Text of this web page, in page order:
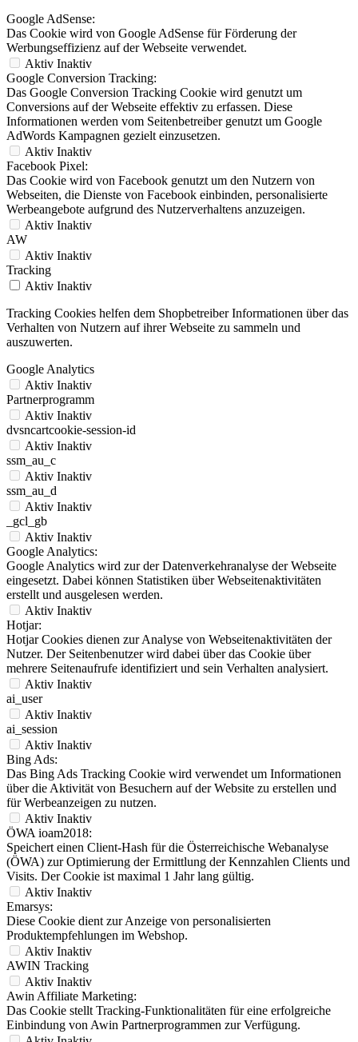
Google AdSense:
Das Cookie wird von Google AdSense für Förderung der
Werbungseffizienz auf der Webseite verwendet.
Aktiv Inaktiv
Google Conversion Tracking:
Das Google Conversion Tracking Cookie wird genutzt um
Conversions auf der Webseite effektiv zu erfassen. Diese
Informationen werden vom Seitenbetreiber genutzt um Google
AdWords Kampagnen gezielt einzusetzen.
Aktiv Inaktiv
Facebook Pixel:
Das Cookie wird von Facebook genutzt um den Nutzern von
Webseiten, die Dienste von Facebook einbinden, personalisierte
Werbeangebote aufgrund des Nutzerverhaltens anzuzeigen.
Aktiv Inaktiv
AW
Aktiv Inaktiv
Tracking
Aktiv Inaktiv
Tracking Cookies helfen dem Shopbetreiber Informationen über das
Verhalten von Nutzern auf ihrer Webseite zu sammeln und
auszuwerten.
Google Analytics
Aktiv Inaktiv
Partnerprogramm
Aktiv Inaktiv
dvsncartcookie-session-id
Aktiv Inaktiv
ssm_au_c
Aktiv Inaktiv
ssm_au_d
Aktiv Inaktiv
_gcl_gb
Aktiv Inaktiv
Google Analytics:
Google Analytics wird zur der Datenverkehranalyse der Webseite
eingesetzt. Dabei können Statistiken über Webseitenaktivitäten
erstellt und ausgelesen werden.
Aktiv Inaktiv
Hotjar:
Hotjar Cookies dienen zur Analyse von Webseitenaktivitäten der
Nutzer. Der Seitenbenutzer wird dabei über das Cookie über
mehrere Seitenaufrufe identifiziert und sein Verhalten analysiert.
Aktiv Inaktiv
ai_user
Aktiv Inaktiv
ai_session
Aktiv Inaktiv
Bing Ads:
Das Bing Ads Tracking Cookie wird verwendet um Informationen
über die Aktivität von Besuchern auf der Website zu erstellen und
für Werbeanzeigen zu nutzen.
Aktiv Inaktiv
ÖWA ioam2018:
Speichert einen Client-Hash für die Österreichische Webanalyse
(ÖWA) zur Optimierung der Ermittlung der Kennzahlen Clients und
Visits. Der Cookie ist maximal 1 Jahr lang gültig.
Aktiv Inaktiv
Emarsys:
Diese Cookie dient zur Anzeige von personalisierten
Produktempfehlungen im Webshop.
Aktiv Inaktiv
AWIN Tracking
Aktiv Inaktiv
Awin Affiliate Marketing:
Das Cookie stellt Tracking-Funktionalitäten für eine erfolgreiche
Einbindung von Awin Partnerprogrammen zur Verfügung.